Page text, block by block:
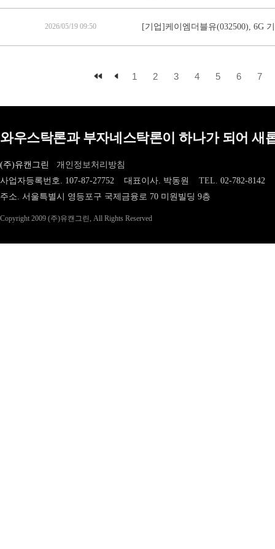
2026/05/19 09:50 [기업]케이엠더블유(032500), 6G
1 2 3 4 5 6 7
와우스탁론과 부자네스탁론이 하나가 되어 새
(주)유캔그린
개인정보처리방침
사업자등록번호. 107-87-27752 대표이사. 박동원 TEL. 02-782-8142
주소. 서울특별시 영등포구 국제금융로 70 미원빌딩 9층
Copyright 2009 (주)유캔그린, All Rights Reserved